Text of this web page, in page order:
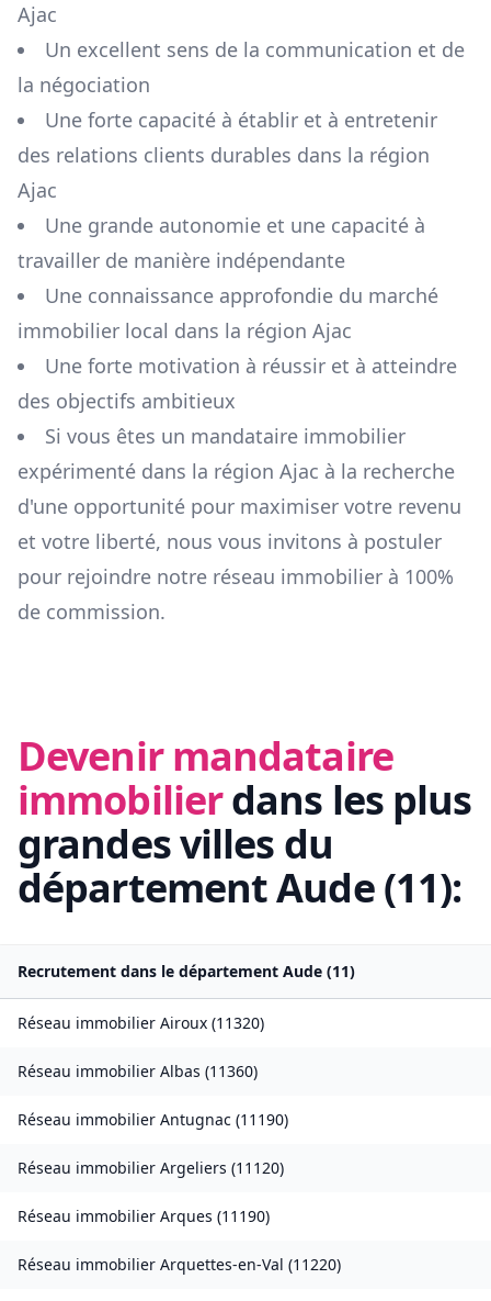
Ajac
Un excellent sens de la communication et de
la négociation
Une forte capacité à établir et à entretenir
des relations clients durables dans la région
Ajac
Une grande autonomie et une capacité à
travailler de manière indépendante
Une connaissance approfondie du marché
immobilier local dans la région Ajac
Une forte motivation à réussir et à atteindre
des objectifs ambitieux
Si vous êtes un mandataire immobilier
expérimenté dans la région Ajac à la recherche
d'une opportunité pour maximiser votre revenu
et votre liberté, nous vous invitons à postuler
pour rejoindre notre réseau immobilier à 100%
de commission.
Devenir mandataire
immobilierdans les plus
grandes villes du
départementAude(11):
Recrutement dans le département Aude (11)
Réseau immobilier Airoux (11320)
Réseau immobilier Albas (11360)
Réseau immobilier Antugnac (11190)
Réseau immobilier Argeliers (11120)
Réseau immobilier Arques (11190)
Réseau immobilier Arquettes-en-Val (11220)